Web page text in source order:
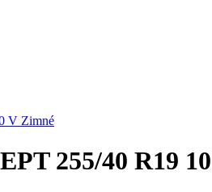
V Zimné
255/40 R19